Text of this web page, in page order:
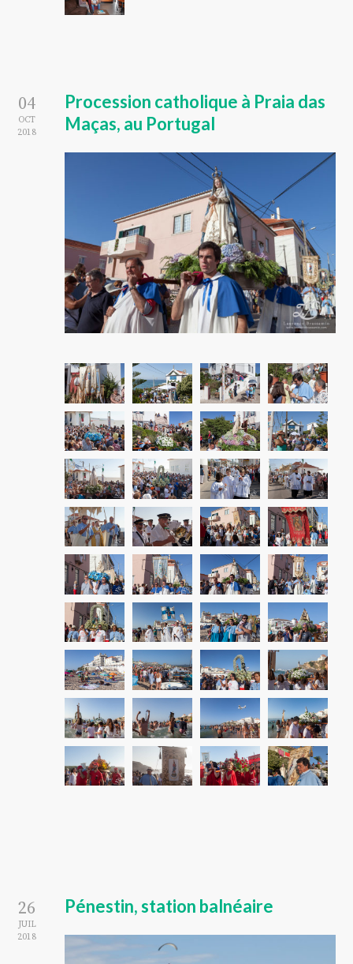
04
OCT
2018
Procession catholique à Praia das
Maças, au Portugal
26
JUIL
2018
Pénestin, station balnéaire